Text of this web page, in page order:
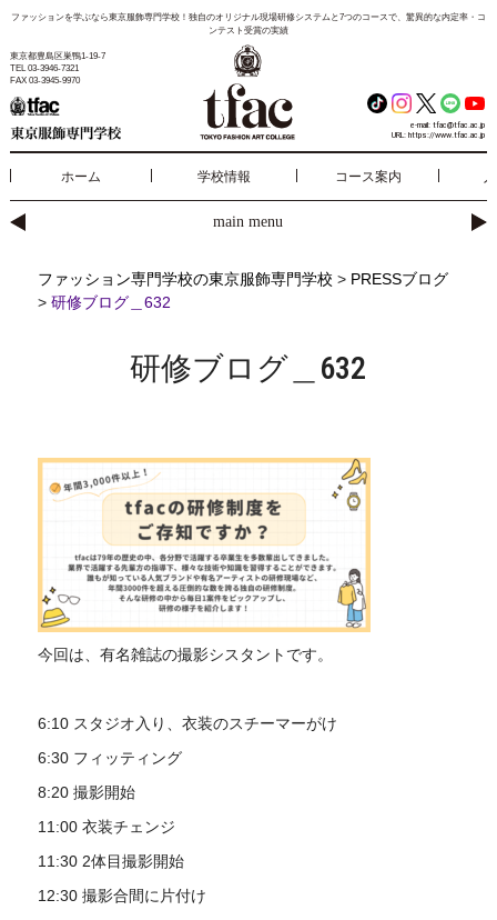
ファッションを学ぶなら東京服飾専門学校！独自のオリジナル現場研修システムと7つのコースで、驚異的な内定率・コ
ンテスト受賞の実績
東京都豊島区巣鴨1-19-7
TEL 03-3946-7321
FAX 03-3945-9970
e-mail: tfac@tfac.ac.jp
URL: https://www.tfac.ac.jp
ホーム 学校情報 コース案内
main menu
ファッション専門学校の東京服飾専門学校 > PRESSブログ
> 研修ブログ＿632
研修ブログ＿632
今回は、有名雑誌の撮影シスタントです。
6:10 スタジオ入り、衣装のスチーマーがけ
6:30 フィッティング
8:20 撮影開始
11:00 衣装チェンジ
11:30 2体目撮影開始
12:30 撮影合間に片付け